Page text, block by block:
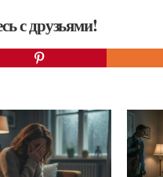
с друзьями!